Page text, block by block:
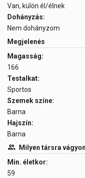
Van, külön él/élnek
Dohányzás:
Nem dohányzom
Megjelenés
Magasság:
166
Testalkat:
Sportos
Szemek színe:
Barna
Hajszín:
Barna
Milyen társra
Min. életkor:
59